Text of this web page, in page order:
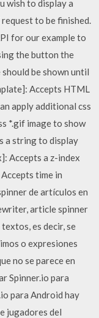
wish to display a
to be finished.
for our example to
the button the
be shown until
Accepts HTML
apply additional css
*.gif image to show
a string to display
Accepts a z-index
time in
de artículos en
article spinner
es decir, se
o expresiones
no se parece en
Spinner.io para
para Android hay
jugadores del